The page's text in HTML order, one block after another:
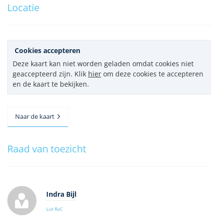
Locatie
Cookies accepteren
Deze kaart kan niet worden geladen omdat cookies niet
geaccepteerd zijn. Klik hier om deze cookies te accepteren
en de kaart te bekijken.
Naar de kaart
Raad van toezicht
Indra Bijl
Lid RvC